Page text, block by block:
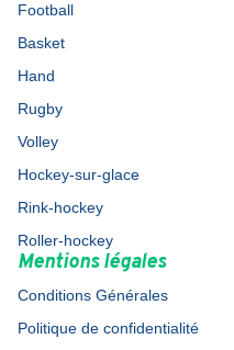
Football
Basket
Hand
Rugby
Volley
Hockey-sur-glace
Rink-hockey
Roller-hockey
Mentions légales
Conditions Générales
Politique de confidentialité